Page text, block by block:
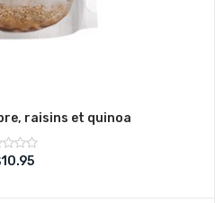
raisins et quinoa
10.95